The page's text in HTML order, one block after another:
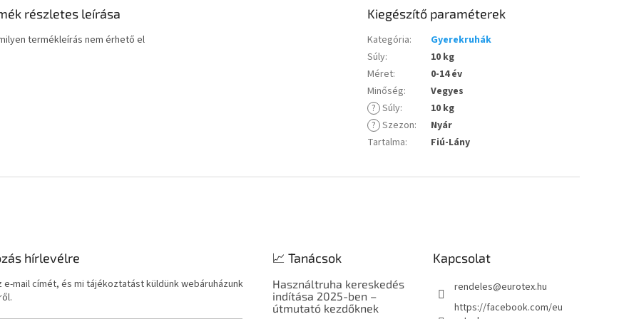
részletes leírása
termékleírás nem érhető el
Kiegészítő paraméterek
Kategória:
Gyerekruhák
Súly:
10 kg
Méret:
0-14 év
Minőség:
Vegyes
? Súly:
10 kg
? Szezon:
Nyár
Tartalma: Fiú-Lány
hírlevélre
e-mail címét, és mi tájékoztatást küldünk webáruházunk
📈 Tanácsok
Használtruha kereskedés
indítása 2025-ben –
útmutató kezdőknek
Kapcsolat
rendeles@eurotex.hu
https://facebook.com/eu